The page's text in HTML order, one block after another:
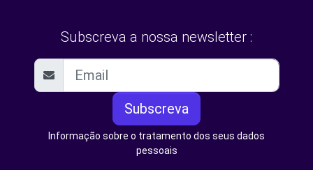
Subscreva a nossa newsletter :
Subscreva
Informação sobre o tratamento dos seus dados
pessoais